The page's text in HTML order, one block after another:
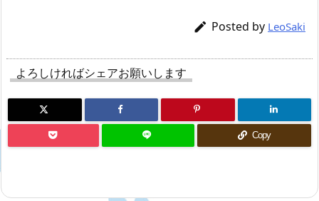
 Posted by LeoSaki
よろしければシェアお願いします
Copy